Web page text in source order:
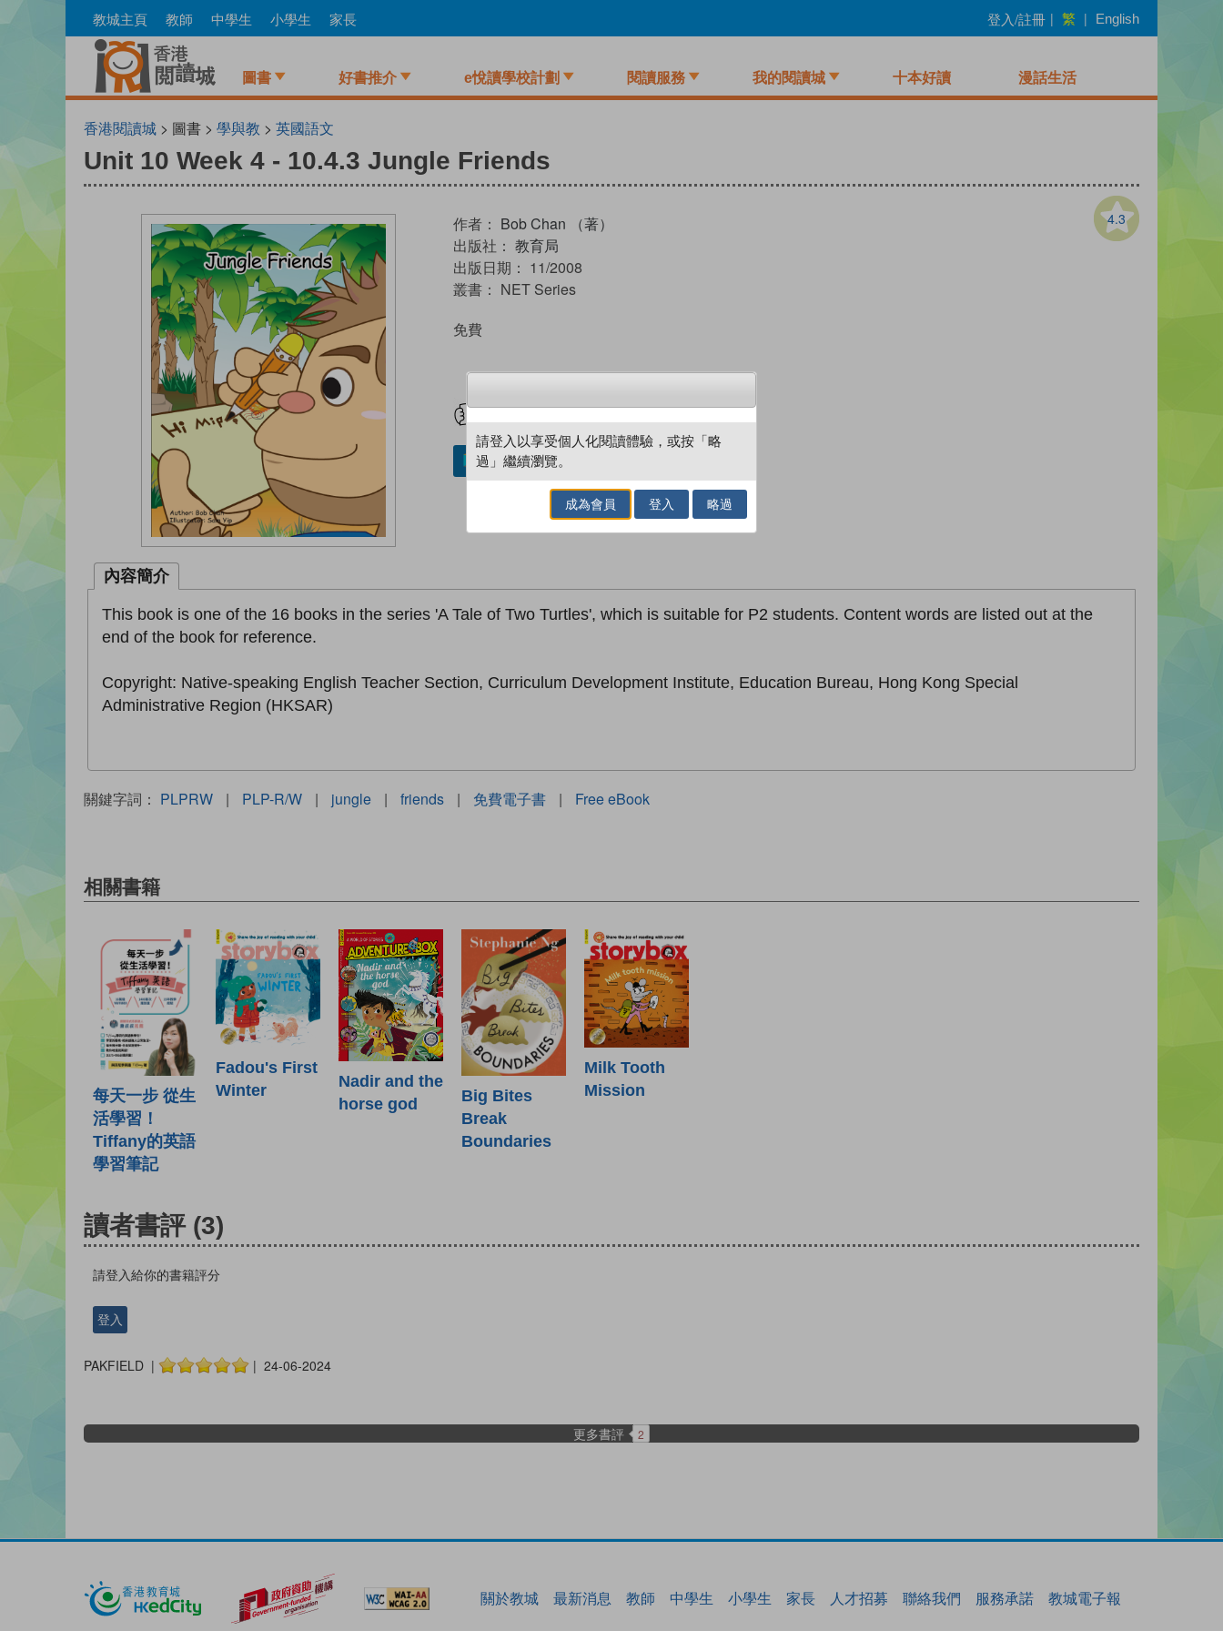
to
教城主頁 教師 中學生 小學生 家長 登入/註冊 | 繁 | English
圖書 好書推介 e悅讀學校計劃 閱讀服務 我的閱讀城 十本好讀 漫話生活
香港閱讀城 > 圖書 > 學與教 > 英國語文
Unit 10 Week 4 - 10.4.3 Jungle Friends
4.3
作者： Bob Chan （著）
出版社： 教育局
出版日期： 11/2008
叢書： NET Series
免費
加入／閱讀電子書
內容簡介
This book is one of the 16 books in the series 'A Tale of Two Turtles', which is suitable for P2 students. Content words are listed out at the
end of the book for reference.
Copyright: Native-speaking English Teacher Section, Curriculum Development Institute, Education Bureau, Hong Kong Special
Administrative Region (HKSAR)
關鍵字詞： PLPRW | PLP-R/W | jungle | friends | 免費電子書 | Free eBook
相關書籍
每天一步 從生
活學習！
Tiffany的英語
學習筆記
Fadou's First
Winter
Nadir and the
horse god
Big Bites
Break
Boundaries
Milk Tooth
Mission
讀者書評 (3)
請登入給你的書籍評分
登入
PAKFIELD | | 24-06-2024
更多書評 2
關於教城 最新消息 教師 中學生 小學生 家長 人才招募 聯絡我們 服務承諾 教城電子報
請登入以享受個人化閱讀體驗，或按「略
過」繼續瀏覽。
成為會員 登入 略過